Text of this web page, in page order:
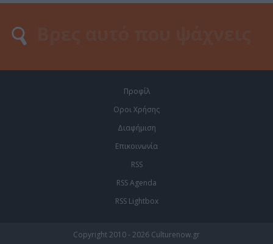
Προφίλ
Οροι Χρήσης
Διαφήμιση
Επικοινωνία
RSS
RSS Agenda
RSS Lightbox
Copyright 2010 - 2026 Culturenow.gr